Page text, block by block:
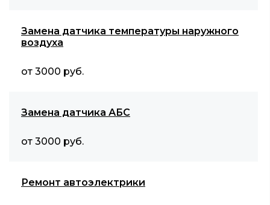
Замена датчика температуры наружного
воздуха
от 3000 руб.
Замена датчика АБС
от 3000 руб.
Ремонт автоэлектрики